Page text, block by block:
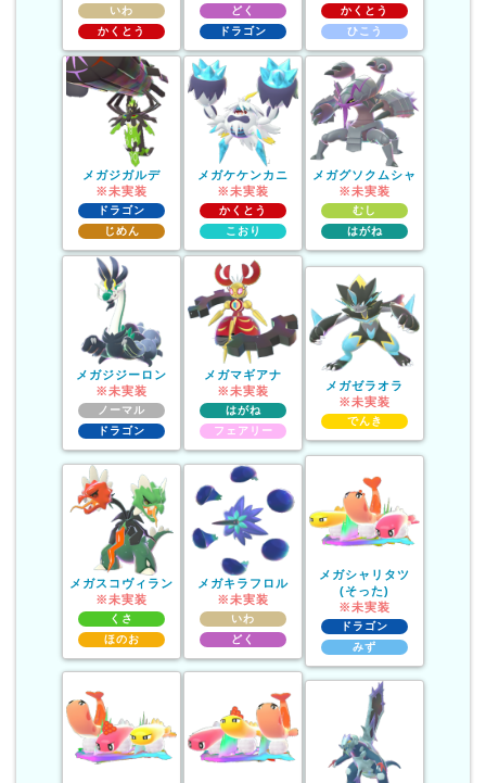
いわ
かくとう
どく
ドラゴン
かくとう
ひこう
メガジガルデ
※未実装
ドラゴン
じめん
メガケケンカニ
※未実装
かくとう
こおり
メガグソクムシャ
※未実装
むし
はがね
メガジジーロン
※未実装
ノーマル
ドラゴン
メガマギアナ
※未実装
はがね
フェアリー
メガゼラオラ
※未実装
でんき
メガスコヴィラン
※未実装
くさ
ほのお
メガキラフロル
※未実装
いわ
どく
メガシャリタツ
(そった)
※未実装
ドラゴン
みず